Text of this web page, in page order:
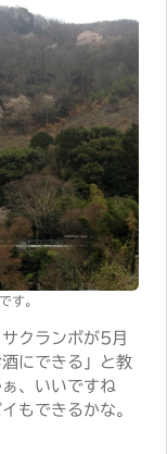
す。
クランボが5月
にできる」と教
、いいですね
もできるかな。